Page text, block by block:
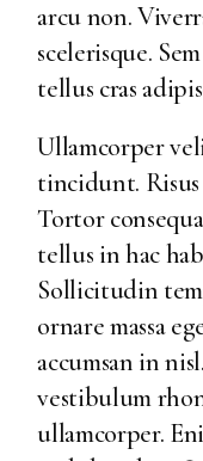
arcu non.
scelerisque.
tellus cras
Ullamcorper
tincidunt.
Tortor
tellus in hac
Sollicitudin
ornare massa
accumsan in
vestibulum
ullamcorper.